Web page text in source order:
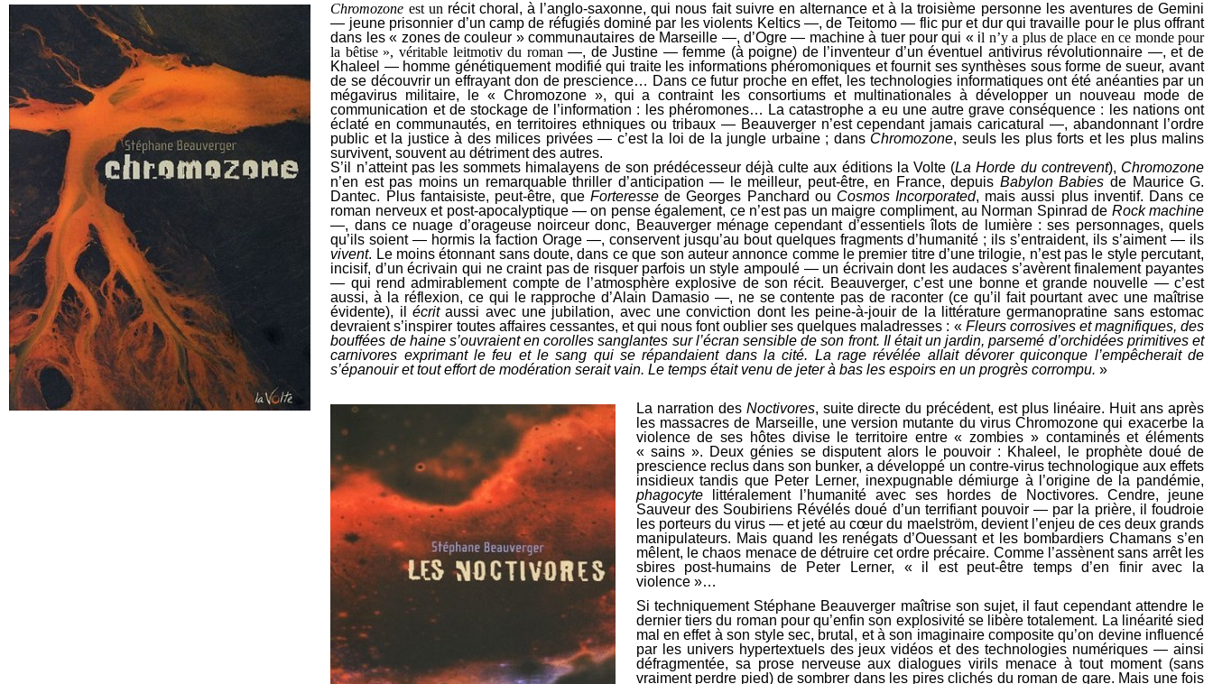
Chromozone est un récit choral, à l’anglo-saxonne, qui nous fait suivre en alternance et à la troisième personne les aventures de Gemini
— jeune prisonnier d’un camp de réfugiés dominé par les violents Keltics —, de Teitomo — flic pur et dur qui travaille pour le plus offrant
dans les « zones de couleur » communautaires de Marseille —, d’Ogre — machine à tuer pour qui « il n’y a plus de place en ce monde pour
la bêtise », véritable leitmotiv du roman —, de Justine — femme (à poigne) de l’inventeur d’un éventuel antivirus révolutionnaire —, et de
Khaleel — homme génétiquement modifié qui traite les informations phéromoniques et fournit ses synthèses sous forme de sueur, avant
de se découvrir un effrayant don de prescience… Dans ce futur proche en effet, les technologies informatiques ont été anéanties par un
mégavirus militaire, le « Chromozone », qui a contraint les consortiums et multinationales à développer un nouveau mode de
communication et de stockage de l’information : les phéromones… La catastrophe a eu une autre grave conséquence : les nations ont
éclaté en communautés, en territoires ethniques ou tribaux — Beauverger n’est cependant jamais caricatural —, abandonnant l’ordre
public et la justice à des milices privées — c’est la loi de la jungle urbaine ; dans Chromozone, seuls les plus forts et les plus malins
survivent, souvent au détriment des autres.
S’il n’atteint pas les sommets himalayens de son prédécesseur déjà culte aux éditions la Volte (La Horde du contrevent), Chromozone
n’en est pas moins un remarquable thriller d’anticipation — le meilleur, peut-être, en France, depuis Babylon Babies de Maurice G.
Dantec. Plus fantaisiste, peut-être, queForteresse de Georges Panchard ou Cosmos Incorporated, mais aussi plus inventif. Dans ce
roman nerveux et post-apocalyptique — on pense également, ce n’est pas un maigre compliment, au Norman Spinrad de Rock machine
—, dans ce nuage d’orageuse noirceur donc, Beauverger ménage cependant d’essentiels îlots de lumière : ses personnages, quels
qu’ils soient — hormis la faction Orage —, conservent jusqu’au bout quelques fragments d’humanité ; ils s’entraident, ils s’aiment — ils
vivent. Le moins étonnant sans doute, dans ce que son auteur annonce comme le premier titre d’une trilogie, n’est pas le style percutant,
incisif, d’un écrivain qui ne craint pas de risquer parfois un style ampoulé — un écrivain dont les audaces s’avèrent finalement payantes
― qui rend admirablement compte de l’atmosphère explosive de son récit. Beauverger, c’est une bonne et grande nouvelle — c’est
aussi, à la réflexion, ce qui le rapproche d’Alain Damasio —, ne se contente pas de raconter (ce qu’il fait pourtant avec une maîtrise
évidente), ilécritaussi avec une jubilation, avec une conviction dont les peine-à-jouir de la littérature germanopratine sans estomac
devraient s’inspirer toutes affaires cessantes, et qui nous font oublier ses quelques maladresses : « Fleurs corrosives et magnifiques, des
bouffées de haine s’ouvraient en corolles sanglantes sur l’écran sensible de son front. Il était un jardin, parsemé d’orchidées primitives et
carnivores exprimant le feu et le sang qui se répandaient dans la cité. La rage révélée allait dévorer quiconque l’empêcherait de
s’épanouir et tout effort de modération serait vain. Le temps était venu de jeter à bas les espoirs en un progrès corrompu. »
La narration des Noctivores, suite directe du précédent, est plus linéaire. Huit ans après
les massacres de Marseille, une version mutante du virus Chromozone qui exacerbe la
violence de ses hôtes divise le territoire entre « zombies » contaminés et éléments
« sains ». Deux génies se disputent alors le pouvoir : Khaleel, le prophète doué de
prescience reclus dans son bunker, a développé un contre-virus technologique aux effets
insidieux tandis que Peter Lerner, inexpugnable démiurge à l’origine de la pandémie,
phagocytelittéralement l’humanité avec ses hordes de Noctivores. Cendre, jeune
Sauveur des Soubiriens Révélés doué d’un terrifiant pouvoir ― par la prière, il foudroie
les porteurs du virus ― et jeté au cœur du maelström, devient l’enjeu de ces deux grands
manipulateurs. Mais quand les renégats d’Ouessant et les bombardiers Chamans s’en
mêlent, le chaos menace de détruire cet ordre précaire. Comme l’assènent sans arrêt les
sbires post-humains de Peter Lerner, « il est peut-être temps d’en finir avec la
violence »…
Si techniquement Stéphane Beauverger maîtrise son sujet, il faut cependant attendre le
dernier tiers du roman pour qu’enfin son explosivité se libère totalement. La linéarité sied
mal en effet à son style sec, brutal, et à son imaginaire composite qu’on devine influencé
par les univers hypertextuels des jeux vidéos et des technologies numériques ― ainsi
défragmentée, sa prose nerveuse aux dialogues virils menace à tout moment (sans
vraiment perdre pied) de sombrer dans les pires clichés du roman de gare. Mais une fois